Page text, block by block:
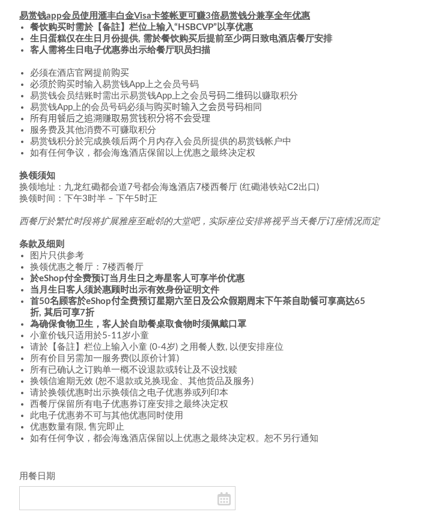
易赏钱app会员使用滙丰白金Visa卡签帐更可赚3倍易赏钱分兼享全年优惠
餐饮购买时需於【备註】栏位上输入“HSBCVP”以享优惠
生日蛋糕仅在生日月份提供, 需於餐饮购买后提前至少两日致电酒店餐厅安排
客人需将生日电子优惠券出示给餐厅职员扫描
必须在酒店官网提前购买
必须於购买时输入易赏钱App上之会员号码
易赏钱会员结账时需出示易赏钱App上之会员号码二维码 以赚取积分
易赏钱App上的会员号码必须与购买时输入之 会员号码相同
所有用餐后之追溯赚取易赏钱积分将不会受理
服务费及其他消费不可赚取积分
易赏钱积分於完成换领后两个月内存入会员所提供的易赏钱帐户中
如有任何争议，都会海逸酒店保留以上优惠之最终决定权
换领须知
换领地址：九龙红磡都会道7号都会海逸酒店7楼西餐厅 (红磡港铁站C2出口)
换领时间：
下午3时半 – 下午5时正
西餐厅於繁忙时段将扩展雅座至毗邻的大堂吧，实际座位安排将视乎当天餐厅订座情况而定
条款及细则
图片只供参考
换领优惠之餐厅：7楼西餐厅
於eShop付全费预订当月生日之寿星客人可享半价优惠
当月生日客人须於惠顾时出示有效身份证明文件
首50名顾客於eShop付全费预订 星期六至日及公众假期周末下午茶 自助餐可享高达65
折, 其后可享7折
為确保食物卫生，客人於自助餐桌取食物时须佩戴口罩
小童价钱只适用於5-11岁小童
请於【备註】栏位上输入小童 (0-4岁) 之用餐人数, 以便安排座位
所有价目另需加一服务费(以原价计算)
所有已确认之订购单一概不设退款或转让及不设找赎
换领信逾期无效 (恕不退款或兑换现金、其他货品及服务)
请於换领优惠时出示换领信之电子优惠券或列印本
西餐厅保留所有电子优惠券订座安排之最终决定权
此电子优惠劵不可与其他优惠同时使用
优惠数量有限, 售完即止
如有任何争议，都会海逸酒店保留以上优惠之最终决定权。恕不另行通知
用餐日期